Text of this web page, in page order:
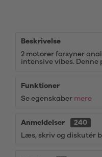
Beskrivelse
2 motorer forsyner
intensive vibes. Denne
Funktioner
Se egenskaber mere
Anmeldelser
240
Læs, skriv og diskutér